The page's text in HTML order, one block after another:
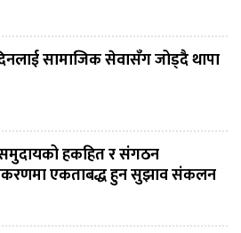
सामाजिक सेवासँग जोड्दै थापा
हकहित र संगठन
एकताबद्ध हुन सुझाव संकलन